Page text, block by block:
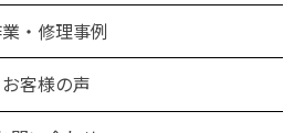
・修理事例
お客様の声